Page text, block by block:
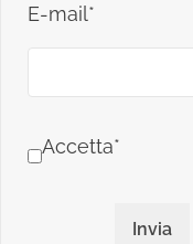
E-mail*
Accetta*
Invia